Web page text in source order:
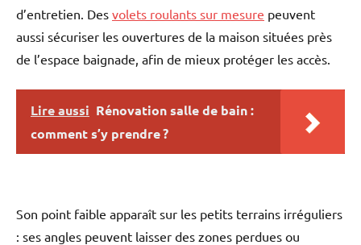
d’entretien. Des volets roulants sur mesure peuvent
aussi sécuriser les ouvertures de la maison situées près
de l’espace baignade, afin de mieux protéger les accès.
Lire aussi Rénovation salle de bain :
comment s’y prendre ?
Son point faible apparaît sur les petits terrains irréguliers
: ses angles peuvent laisser des zones perdues ou